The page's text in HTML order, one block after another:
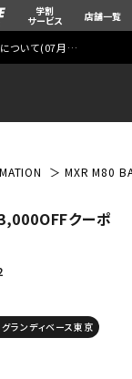
学割
サービス 店舗一覧
ついて(07月29日
MXR M80
クーポ
グランディベース東京